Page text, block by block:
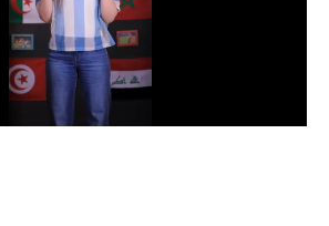
الدوري السعودي للمحترفين